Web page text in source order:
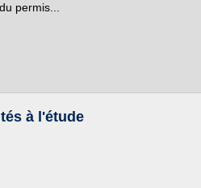
permis...
à l'étude